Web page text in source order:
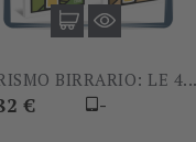
BIRRARIO: LE 4...
€ -